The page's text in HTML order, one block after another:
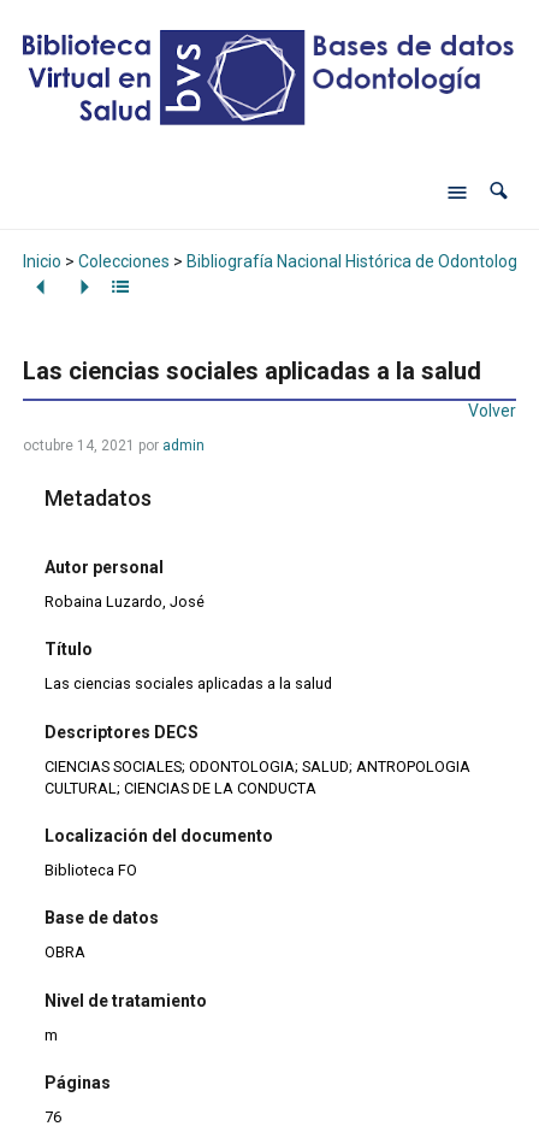
Inicio > Colecciones > Bibliografía Nacional Histórica de Odontología
Las ciencias sociales aplicadas a la salud
Volver
octubre 14, 2021 por admin
Metadatos
Autor personal
Robaina Luzardo, José
Título
Las ciencias sociales aplicadas a la salud
Descriptores DECS
CIENCIAS SOCIALES; ODONTOLOGIA; SALUD; ANTROPOLOGIA
CULTURAL; CIENCIAS DE LA CONDUCTA
Localización del documento
Biblioteca FO
Base de datos
OBRA
Nivel de tratamiento
m
Páginas
76